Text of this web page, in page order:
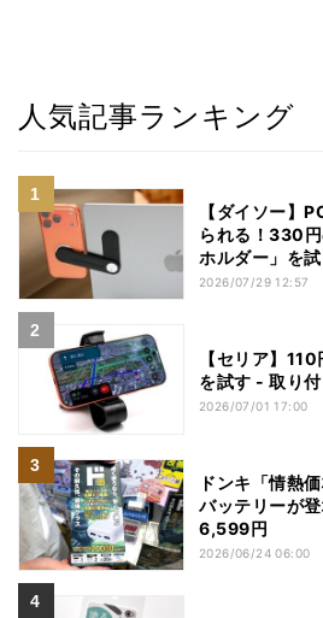
人気記事ランキング
【ダイソー】
られる！330
ホルダー」を
2026/07/29 12:57
【セリア】
を試す - 取り
2026/07/01 17:00
ドンキ「情熱
バッテリーが
6,599円
2026/06/24 06:00